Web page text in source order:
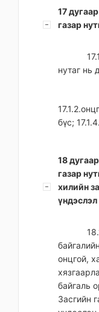
17
газар
нутаг нь
бүс;
18
газар
хилийн
үндэслэл
онцгой,
байгаль
Засгийн